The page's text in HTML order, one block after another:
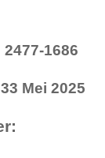
2477-1686
Mei 2025